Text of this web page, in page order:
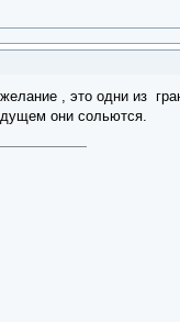
, это одни из
они сольются.